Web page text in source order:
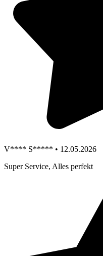
V**** S***** • 12.05.2026
Super Service, Alles perfekt